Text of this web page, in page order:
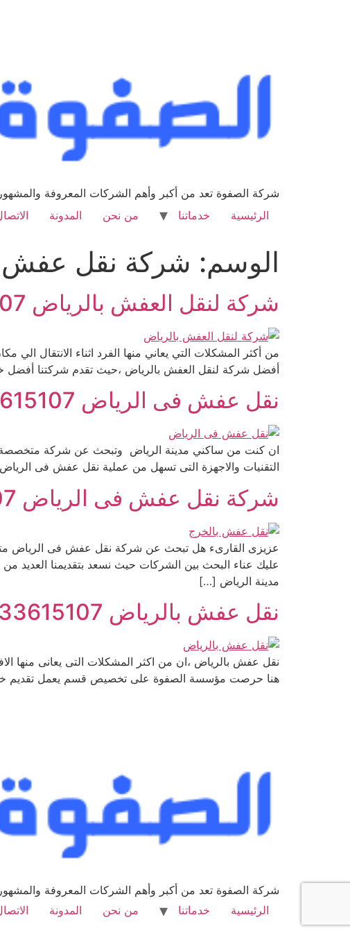
شركة الصفوة تعد من أكبر وأهم الشركات المعروفة
الرئيسية
خدماتنا من نحن المدونة
الوسم: شركة نقل عفش
شركة لنقل العفش بالرياض 0533615107
من أكثر المشكلات التي يعاني منها الفرد اثناء
أفضل شركة لنقل العفش بالرياض ،حيث تقدم شركتنا أفضل
نقل عفش فى الرياض 0533615107
ان كنت من ساكني مدينة الرياض وتبحث عن شركة متخصصة
التقنيات والاجهزة التى تسهل من عملية نقل عفش فى
شركة نقل عفش فى الرياض 0533615107
عزيزى القارىء هل تبحث عن شركة نقل عفش فى الرياض
عليك عناء البحث بين الشركات حيث نسعد بتقديمنا العديد
مدينة الرياض […]
نقل عفش بالرياض 0533615107
نقل عفش بالرياض ،ان من اكثر المشكلات التى يعانى منها
هنا حرصت مؤسسة الصفوة على تخصيص قسم يعمل تقديم
شركة الصفوة تعد من أكبر وأهم الشركات المعروفة
الرئيسية
خدماتنا من نحن المدونة